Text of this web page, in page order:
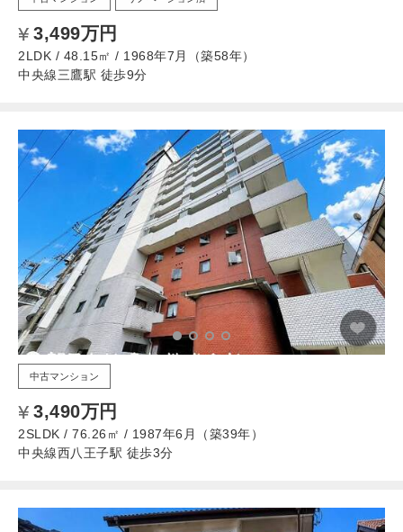
3,499万円
2LDK / 48.15㎡ / 1968年7月（築58年）
中央線三鷹駅 徒歩9分
中古マンション
3,490万円
2SLDK / 76.26㎡ / 1987年6月（築39年）
中央線西八王子駅 徒歩3分